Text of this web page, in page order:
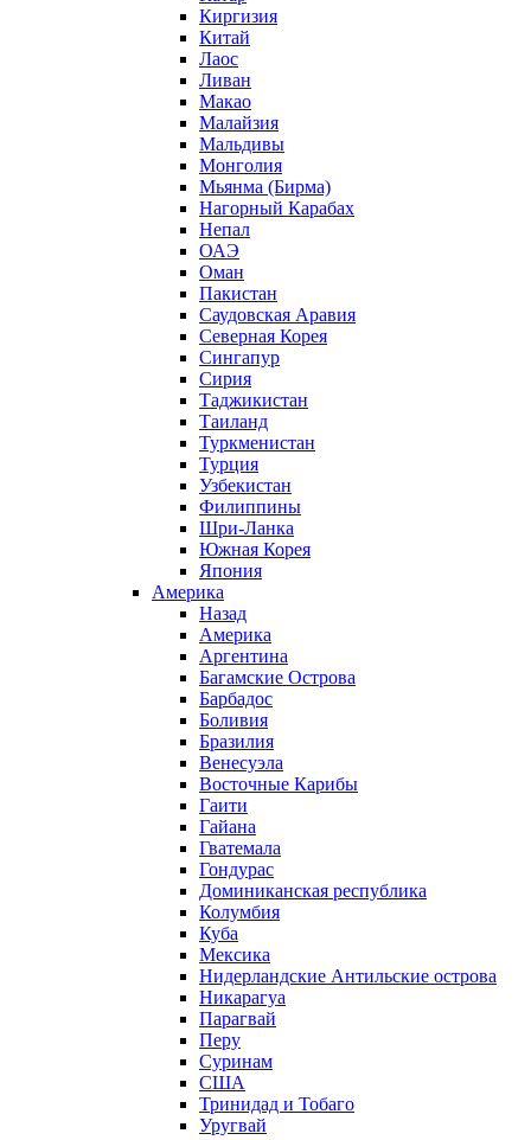
Киргизия
Китай
Лаос
Ливан
Макао
Малайзия
Мальдивы
Монголия
Мьянма (Бирма)
Нагорный Карабах
Непал
ОАЭ
Оман
Пакистан
Саудовская Аравия
Северная Корея
Сингапур
Сирия
Таджикистан
Таиланд
Туркменистан
Турция
Узбекистан
Филиппины
Шри-Ланка
Южная Корея
Япония
Америка
Назад
Америка
Аргентина
Багамские Острова
Барбадос
Боливия
Бразилия
Венесуэла
Восточные Карибы
Гаити
Гайана
Гватемала
Гондурас
Доминиканская республика
Колумбия
Куба
Мексика
Нидерландские Антильские острова
Никарагуа
Парагвай
Перу
Суринам
США
Тринидад и Тобаго
Уругвай